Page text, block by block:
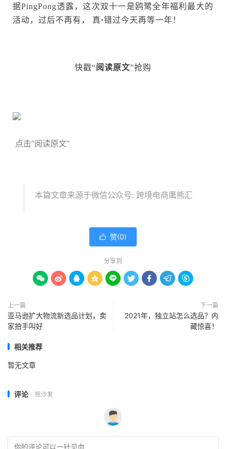
据PingPong透露，这次双十一是鸥鹭全年福利最大的
活动，过后不再有， 真·错过今天再等一年！
快戳“阅读原文”抢购
点击“阅读原文”
本篇文章来源于微信公众号: 跨境电商鹰熊汇
 赞(0)
分享到
        
上一篇
亚马逊扩大物流新选品计划，卖
家拍手叫好
下一篇
2021年，独立站怎么选品？内
藏惊喜！
相关推荐
暂无文章
评论 抢沙发